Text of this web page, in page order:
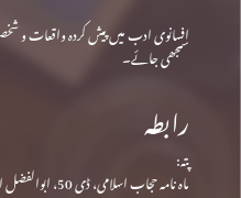
افسانوی ادب میں پیش کردہ واقعات و
سمجھی جائے۔
رابطہ
پتہ:
ماہ نامہ حجاب اسلامی، ڈی 50، ابوالفضل انکلیو، جامعہ نگر، نئی دہلی-25